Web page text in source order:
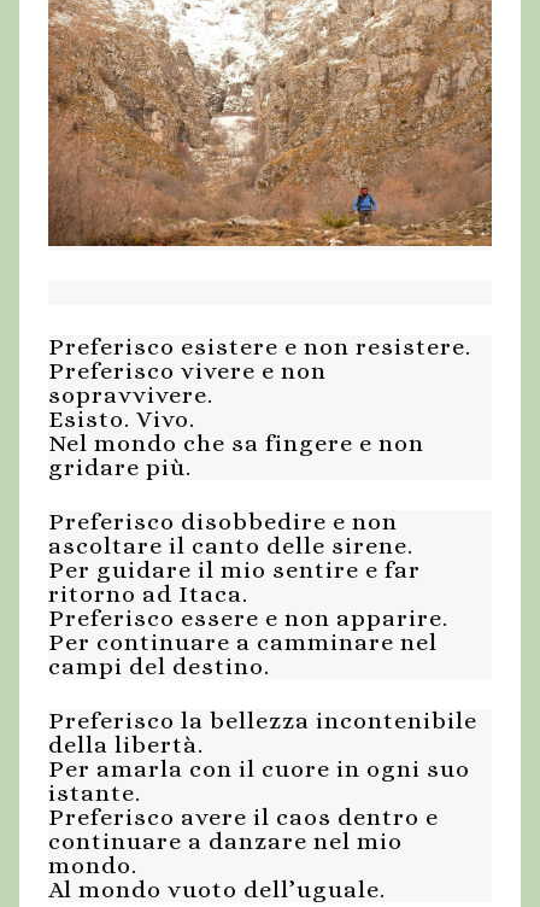
Preferisco esistere e non resistere.
Preferisco vivere e non
sopravvivere.
Esisto. Vivo.
Nel mondo che sa fingere e non
gridare più.
Preferisco disobbedire e non
ascoltare il canto delle sirene.
Per guidare il mio sentire e far
ritorno ad Itaca.
Preferisco essere e non apparire.
Per continuare a camminare nel
campi del destino.
Preferisco la bellezza incontenibile
della libertà.
Per amarla con il cuore in ogni suo
istante.
Preferisco avere il caos dentro e
continuare a danzare nel mio
mondo.
Al mondo vuoto dell’uguale.